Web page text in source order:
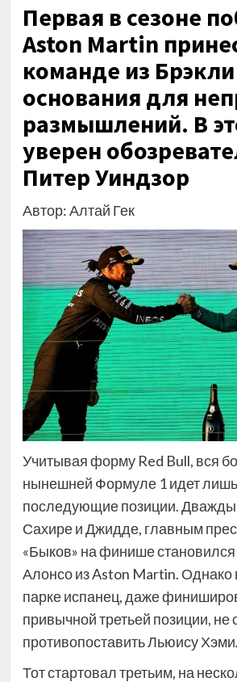
Первая в сезоне
Aston Martin
команде из Брэкли
основания для
размышлений. В
уверен
Питер Уиндзор
Автор: Алтай Гек
Учитывая форму Red Bull, вся
нынешней Формуле 1 идет лишь
последующие позиции. Дважды
Сахире и Джидде, главным
«Быков» на финише
Алонсо из Aston Martin. Однако
парке испанец, даже
привычной третьей позиции, не
противопоставить Льюису
Тот стартовал третьим, на